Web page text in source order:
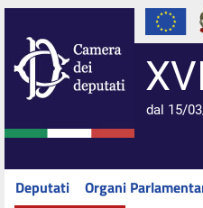
dal 15/
Deputati Organi